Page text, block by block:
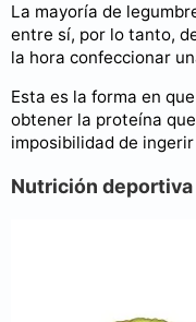
La mayoría de
entre sí, por lo tanto,
la hora confeccionar
Esta es la forma en
obtener la proteína
imposibilidad de
Nutrición deportiva